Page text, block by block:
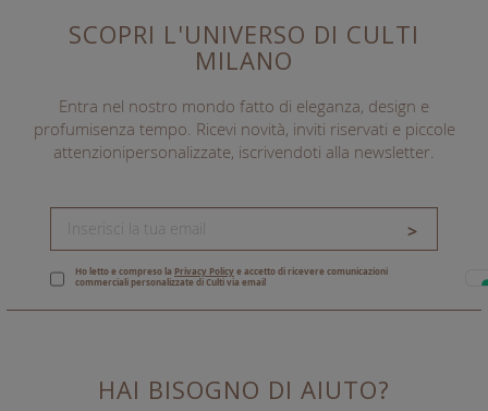
SCOPRI L'UNIVERSO DI CULTI
MILANO
Entra nel nostro mondo fatto di eleganza, design e
profumisenza tempo. Ricevi novità, inviti riservati e piccole
attenzionipersonalizzate, iscrivendoti alla newsletter.
>
Ho letto e compreso la Privacy Policye accetto di ricevere comunicazioni
commerciali personalizzate di Culti via email
HAI BISOGNO DI AIUTO?